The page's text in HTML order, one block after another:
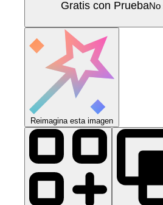
Gratis con PruebaNo
Reimagina esta imagen